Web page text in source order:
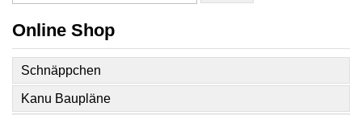
Online Shop
Schnäppchen
Kanu Baupläne